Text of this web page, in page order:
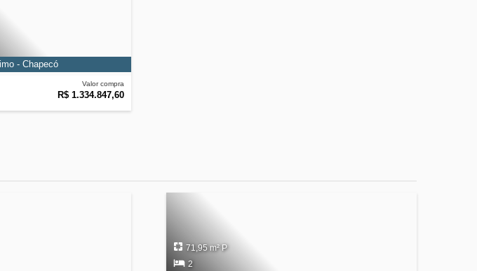
Valor compra
R$ 1.334.847,60
- Chapecó
71,95 m² P
2